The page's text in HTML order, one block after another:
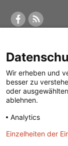
Was ist der Merkur?
Herausgeber /
Redaktion
Verlag
Wir erheben und
besser zu
oder
ablehnen.
Analytics
Einzelheiten der